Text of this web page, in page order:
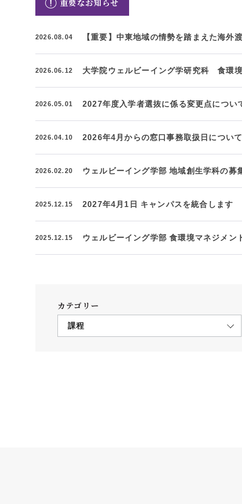
クールバス
プレスリリース
取材・撮影依頼
メディア出演・掲載
刊行物
大学紹介動画
SNS
税制上の優遇措置
相続財産によるご寄付
遺贈寄付について
ふるさと納税を活用し
重要なお知らせ
2026.08.04 【重要】中東地域の情勢を踏まえた海外
2026.06.12 大学院ウェルビーイング学研究科 食環
2026.05.01 2027年度入学者選抜に係る変更点につい
2026.04.10 2026年4月からの窓口事務取扱日について
2026.02.20 ウェルビーイング学部 地域創生学科の募
2025.12.15 2027年4月1日 キャンパスを統合します
2025.12.15 ウェルビーイング学部 食環境マネジメン
カテゴリー
課程